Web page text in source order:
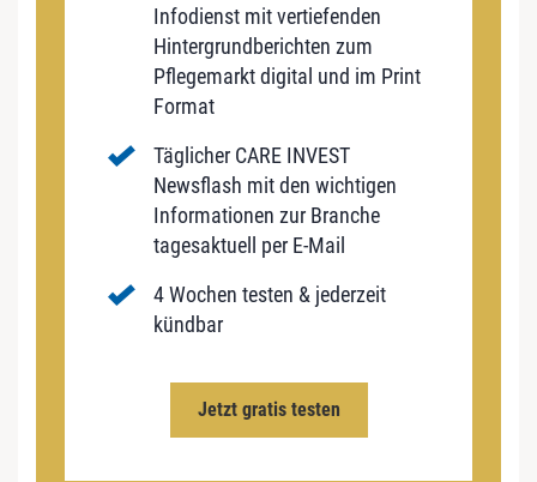
Infodienst mit vertiefenden
Hintergrundberichten zum
Pflegemarkt digital und im Print
Format
Täglicher CARE INVEST
Newsflash mit den wichtigen
Informationen zur Branche
tagesaktuell per E-Mail
4 Wochen testen & jederzeit
kündbar
Jetzt gratis testen